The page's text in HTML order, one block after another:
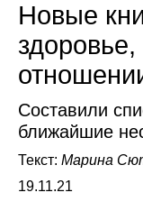
Новые
Составили
ближайшие
Текст: Марина
19.11.21